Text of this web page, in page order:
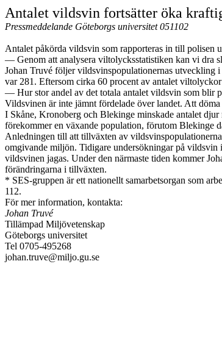
Antalet vildsvin fortsätter öka
Pressmeddelande Göteborgs universitet 051102
Antalet påkörda vildsvin som rapporteras in till polisen
— Genom att analysera viltolycksstatistiken kan vi dra
Johan Truvé följer vildsvinspopulationernas utveckling
var 281. Eftersom cirka 60 procent av antalet
— Hur stor andel av det totala antalet vildsvin som blir
Vildsvinen är inte jämnt fördelade över landet. Att
I Skåne, Kronoberg och Blekinge minskade antalet
förekommer en växande population, förutom Blekinge
Anledningen till att tillväxten av
omgivande miljön. Tidigare undersökningar på
vildsvinen jagas. Under den närmaste tiden kommer
förändringarna i tillväxten.
* SES-gruppen är ett nationellt samarbetsorgan som
112.
För mer information, kontakta:
Johan Truvé
Tillämpad Miljövetenskap
Göteborgs universitet
Tel 0705-495268
johan.truve@miljo.gu.se